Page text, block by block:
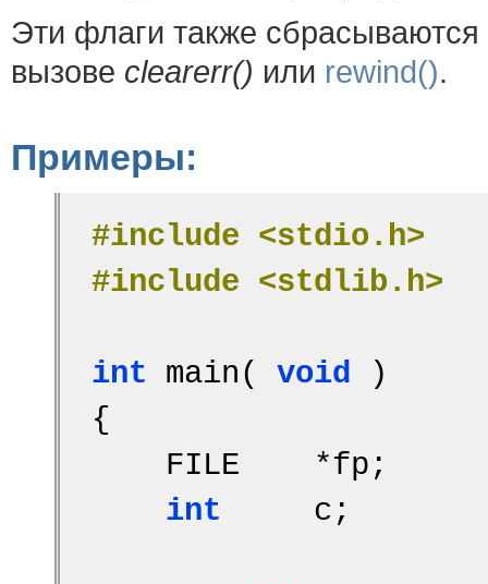
Эти флаги также
вызове clearerr() или rewind().
Примеры:
#include <stdio.h>
#include <stdlib.h>
int main( void )
{
    FILE    *fp;
int
     c;